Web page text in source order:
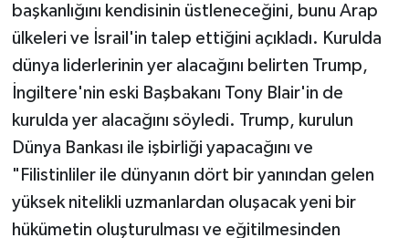
başkanlığını kendisinin üstleneceğini, bunu Arap
ülkeleri ve İsrail'in talep ettiğini açıkladı. Kurulda
dünya liderlerinin yer alacağını belirten Trump,
İngiltere'nin eski Başbakanı Tony Blair'in de
kurulda yer alacağını söyledi. Trump, kurulun
Dünya Bankası ile işbirliği yapacağını ve
"Filistinliler ile dünyanın dört bir yanından gelen
yüksek nitelikli uzmanlardan oluşacak yeni bir
hükümetin oluşturulması ve eğitilmesinden